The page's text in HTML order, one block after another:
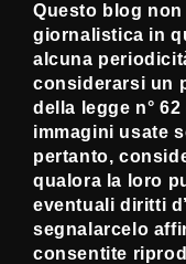
Questo blog
giornalistica in
alcuna
considerarsi un
della legge n°
immagini usate
pertanto,
qualora la loro
eventuali diritti
segnalarcelo
consentite